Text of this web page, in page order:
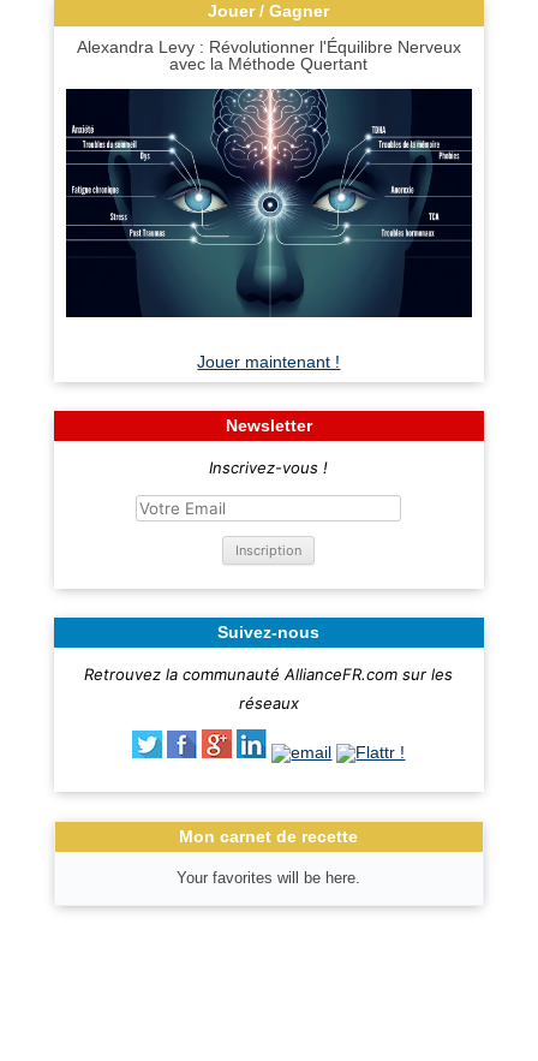
Jouer / Gagner
Alexandra Levy : Révolutionner l'Équilibre Nerveux
avec la Méthode Quertant
Jouer maintenant !
Newsletter
Inscrivez-vous !
Suivez-nous
Retrouvez la communauté AllianceFR.com sur les
réseaux
Mon carnet de recette
Your favorites will be here.